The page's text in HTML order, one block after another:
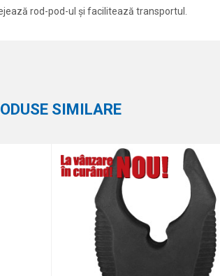
rod-pod-ul și facilitează transportul.
SIMILARE